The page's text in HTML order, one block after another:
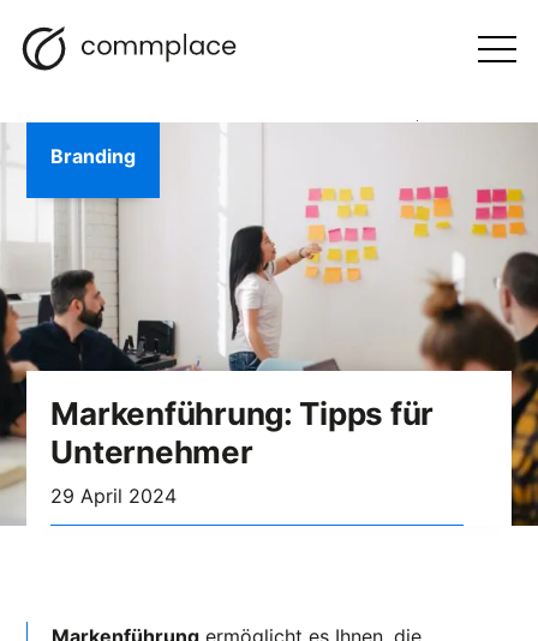
Zum
Inhalt
Navigation
BLOGGEN
Markenführung: Tipps für
Unternehmer
29 April 2024
Branding
Markenführung ermöglicht es Ihnen, die